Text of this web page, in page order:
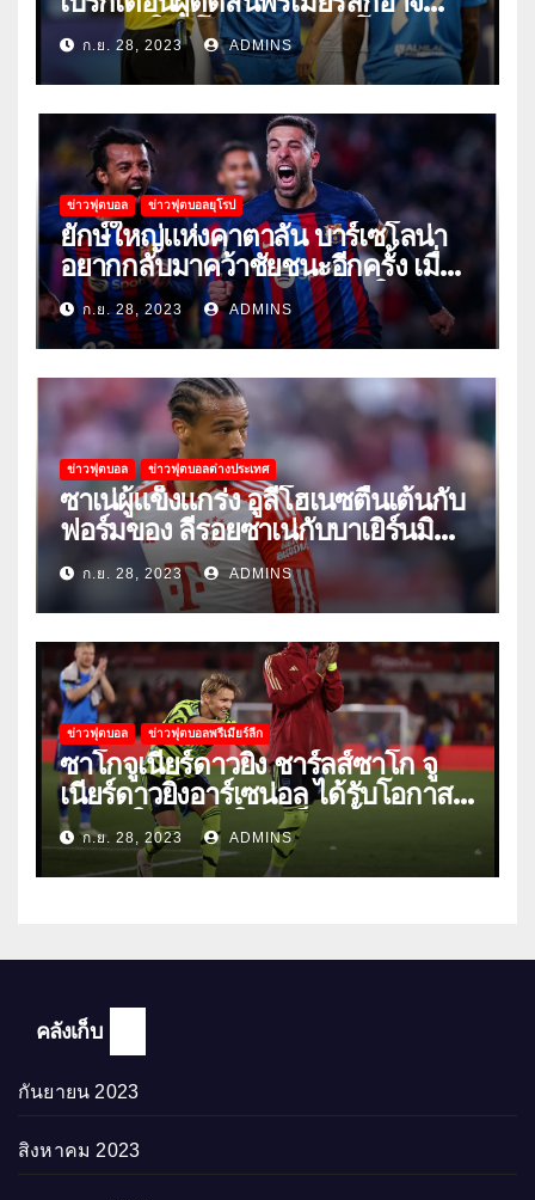
‘ยอมแพ้ในยูโรหรือฟุตบอลโลก’
ก.ย. 28, 2023 ADMINS
ข่าวฟุตบอล ข่าวฟุตบอลยุโรป
ยักษ์ใหญ่แห่งคาตาลัน บาร์เซโลน่า
อยากกลับมาคว้าชัยชนะอีกครั้ง เมื่อ
พวกเขาเปิดบ้านรับมือเซบีย่าในลีก
ก.ย. 28, 2023 ADMINS
ข่าวฟุตบอล ข่าวฟุตบอลต่างประเทศ
ซาเน่ผู้แข็งแกร่ง อูลี่โฮเนซตื่นเต้นกับ
ฟอร์มของ ลีรอยซาเน่กับบาเยิร์นมิ
วนิคก.ย. 28, 2023 ADMINS
ข่าวฟุตบอล ข่าวฟุตบอลพรีเมียร์ลีก
ซาโกจูเนียร์ดาวยิง ชาร์ลส์ซาโก จู
เนียร์ดาวยิงอาร์เซน่อล ได้รับโอกาส
ลงเล่นให้ทีมชุดใหญ่เป็นครั้งแรก
ก.ย. 28, 2023 ADMINS
คลังเก็บ
กันยายน 2023
สิงหาคม 2023